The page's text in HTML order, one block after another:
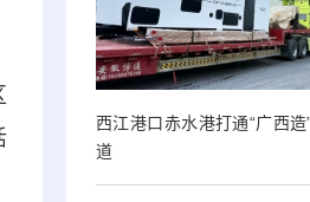
西江港口赤水港打通“广西
道